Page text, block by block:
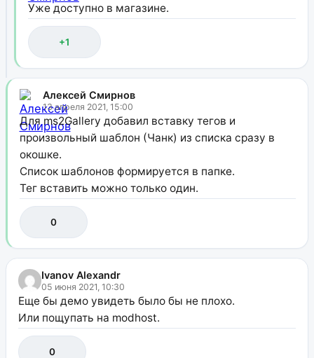
Уже доступно в магазине.
+1
Алексей Смирнов
13 апреля 2021, 15:00
Для ms2Gallery добавил вставку тегов и
произвольный шаблон (Чанк) из списка сразу в
окошке.
Список шаблонов формируется в папке.
Тег вставить можно только один.
0
Ivanov Alexandr
05 июня 2021, 10:30
Еще бы демо увидеть было бы не плохо.
Или пощупать на modhost.
0